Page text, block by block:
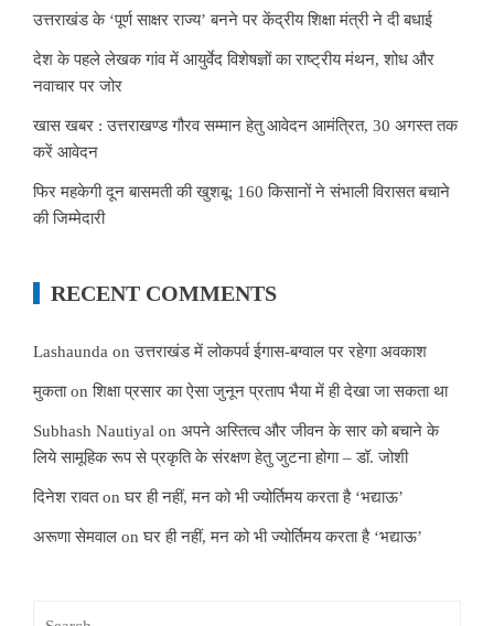
उत्तराखंड के ‘पूर्ण साक्षर राज्य’ बनने पर केंद्रीय शिक्षा मंत्री ने दी बधाई
देश के पहले लेखक गांव में आयुर्वेद विशेषज्ञों का राष्ट्रीय मंथन, शोध और
नवाचार पर जोर
खास खबर : उत्तराखण्ड गौरव सम्मान हेतु आवेदन आमंत्रित, 30 अगस्त तक
करें आवेदन
फिर महकेगी दून बासमती की खुशबू: 160 किसानों ने संभाली विरासत बचाने
की जिम्मेदारी
RECENT COMMENTS
Lashaunda onउत्तराखंड में लोकपर्व ईगास-बग्वाल पर रहेगा अवकाश
मुकताonशिक्षा प्रसार का ऐसा जुनून प्रताप भैया में ही देखा जा सकता था
Subhash Nautiyal on अपने अस्तित्व और जीवन के सार को बचाने के
लिये सामूहिक रूप से प्रकृति के संरक्षण हेतु जुटना होगा – डॉ. जोशी
दिनेश रावतonघर ही नहीं, मन को भी ज्योर्तिमय करता है ‘भद्याऊ’
अरूणा सेमवाल onघर ही नहीं, मन को भी ज्योर्तिमय करता है ‘भद्याऊ’